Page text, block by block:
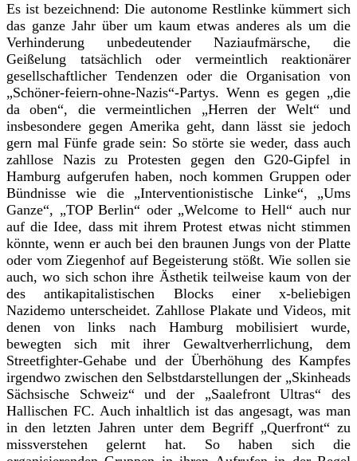
Es ist bezeichnend: Die autonome Restlinke kümmert sich
das ganze Jahr über um kaum etwas anderes als um die
Verhinderung unbedeutender Naziaufmärsche, die
Geißelung tatsächlich oder vermeintlich reaktionärer
gesellschaftlicher Tendenzen oder die Organisation von
„Schöner-feiern-ohne-Nazis“-Partys. Wenn es gegen „die
da oben“, die vermeintlichen „Herren der Welt“ und
insbesondere gegen Amerika geht, dann lässt sie jedoch
gern mal Fünfe grade sein: So störte sie weder, dass auch
zahllose Nazis zu Protesten gegen den G20-Gipfel in
Hamburg aufgerufen haben, noch kommen Gruppen oder
Bündnisse wie die „Interventionistische Linke“, „Ums
Ganze“, „TOP Berlin“ oder „Welcome to Hell“ auch nur
auf die Idee, dass mit ihrem Protest etwas nicht stimmen
könnte, wenn er auch bei den braunen Jungs von der Platte
oder vom Ziegenhof auf Begeisterung stößt. Wie sollen sie
auch, wo sich schon ihre Ästhetik teilweise kaum von der
des antikapitalistischen Blocks einer x‑beliebigen
Nazidemo unterscheidet. Zahllose Plakate und Videos, mit
denen von links nach Hamburg mobilisiert wurde,
bewegten sich mit ihrer Gewaltverherrlichung, dem
Streetfighter-Gehabe und der Überhöhung des Kampfes
irgendwo zwischen den Selbstdarstellungen der „Skinheads
Sächsische Schweiz“ und der „Saalefront Ultras“ des
Hallischen FC. Auch inhaltlich ist das angesagt, was man
in den letzten Jahren unter dem Begriff „Querfront“ zu
missverstehen gelernt hat. So haben sich die